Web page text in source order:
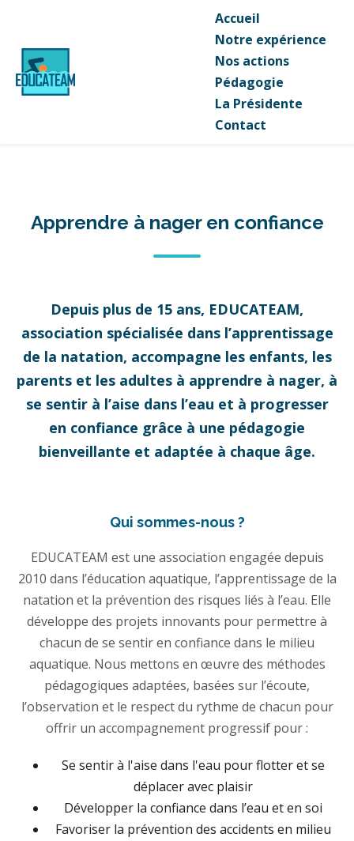
Accueil
Notre expérience
Nos actions
Pédagogie
La Présidente
Contact
Apprendre à nager en confiance
Depuis plus de 15 ans, EDUCATEAM,
association spécialisée dans l’apprentissage
de la natation, accompagne les enfants, les
parents et les adultes à apprendre à nager, à
se sentir à l’aise dans l’eau et à progresser
en confiance grâce à une pédagogie
bienveillante et adaptée à chaque âge.
Qui sommes-nous ?
EDUCATEAM est une association engagée depuis
2010 dans l’éducation aquatique, l’apprentissage de la
natation et la prévention des risques liés à l’eau. Elle
développe des projets innovants pour permettre à
chacun de se sentir en confiance dans le milieu
aquatique. Nous mettons en œuvre des méthodes
pédagogiques adaptées, basées sur l’écoute,
l’observation et le respect du rythme de chacun pour
offrir un accompagnement progressif pour :
Se sentir à l'aise dans l'eau pour flotter et se
déplacer avec plaisir
Développer la confiance dans l’eau et en soi
Favoriser la prévention des accidents en milieu